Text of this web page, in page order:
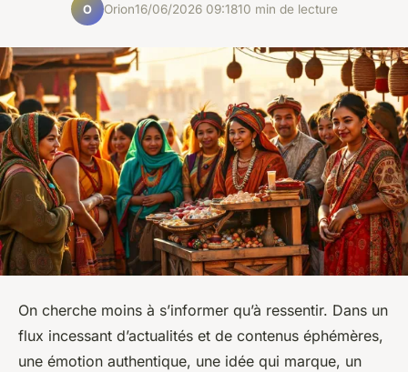
O Orion16/06/2026 09:1810 min de lecture
On cherche moins à s’informer qu’à ressentir. Dans un
flux incessant d’actualités et de contenus éphémères,
une émotion authentique, une idée qui marque, un